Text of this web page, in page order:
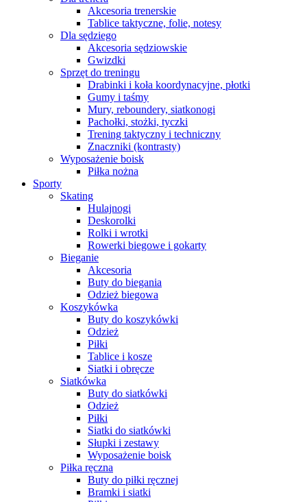
Akcesoria trenerskie
Tablice taktyczne, folie, notesy
Dla sędziego
Akcesoria sędziowskie
Gwizdki
Sprzęt do treningu
Drabinki i koła koordynacyjne, płotki
Gumy i taśmy
Mury, reboundery, siatkonogi
Pachołki, stożki, tyczki
Trening taktyczny i techniczny
Znaczniki (kontrasty)
Wyposażenie boisk
Piłka nożna
Sporty
Skating
Hulajnogi
Deskorolki
Rolki i wrotki
Rowerki biegowe i gokarty
Bieganie
Akcesoria
Buty do biegania
Odzież biegowa
Koszykówka
Buty do koszykówki
Odzież
Piłki
Tablice i kosze
Siatki i obręcze
Siatkówka
Buty do siatkówki
Odzież
Piłki
Siatki do siatkówki
Słupki i zestawy
Wyposażenie boisk
Piłka ręczna
Buty do piłki ręcznej
Bramki i siatki